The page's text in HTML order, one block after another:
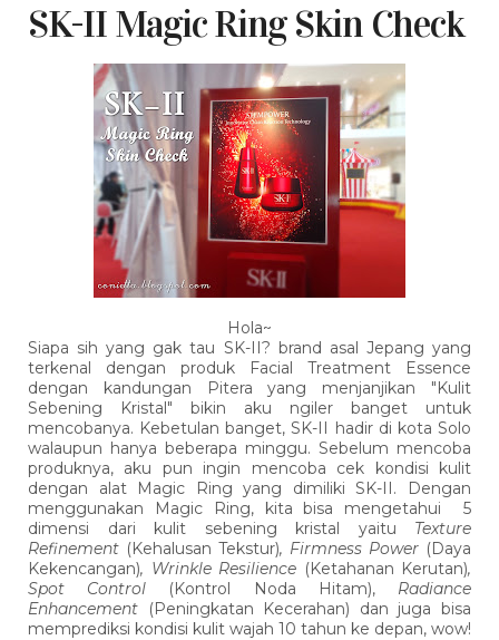
SK-II Magic Ring Skin Check
Hola~
Siapa sih yang gak tau SK-II? brand asal Jepang yang
terkenal dengan produk Facial Treatment Essence
dengan kandungan Pitera yang menjanjikan "Kulit
Sebening Kristal" bikin aku ngiler banget untuk
mencobanya. Kebetulan banget, SK-II hadir di kota Solo
walaupun hanya beberapa minggu. Sebelum mencoba
produknya, aku pun ingin mencoba cek kondisi kulit
dengan alat Magic Ring yang dimiliki SK-II. Dengan
menggunakan Magic Ring, kita bisa mengetahui 5
dimensi dari kulit sebening kristal yaitu Texture
Refinement (Kehalusan Tekstur), Firmness Power (Daya
Kekencangan), Wrinkle Resilience (Ketahanan Kerutan),
Spot Control (Kontrol Noda Hitam), Radiance
Enhancement (Peningkatan Kecerahan) dan juga bisa
memprediksi kondisi kulit wajah 10 tahun ke depan, wow!